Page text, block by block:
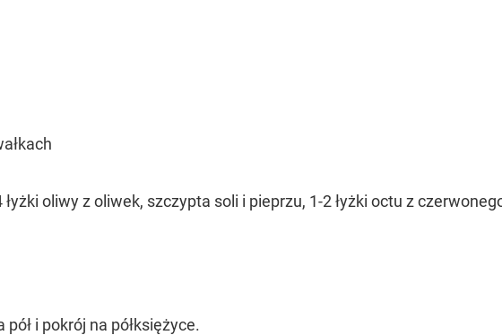
oliwy z oliwek, szczypta soli i pieprzu, 1-2 łyżki octu z
i pokrój na półksiężyce.